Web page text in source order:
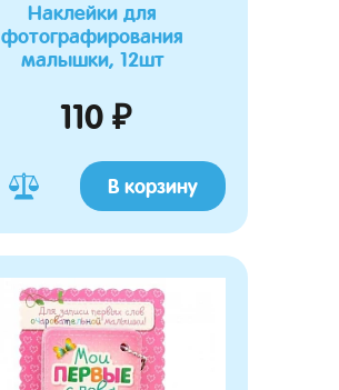
Наклейки для
фотографирования
малышки, 12шт
110 ₽
В корзину